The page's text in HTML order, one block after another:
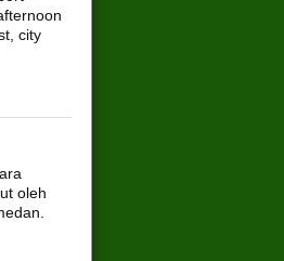
city
oleh